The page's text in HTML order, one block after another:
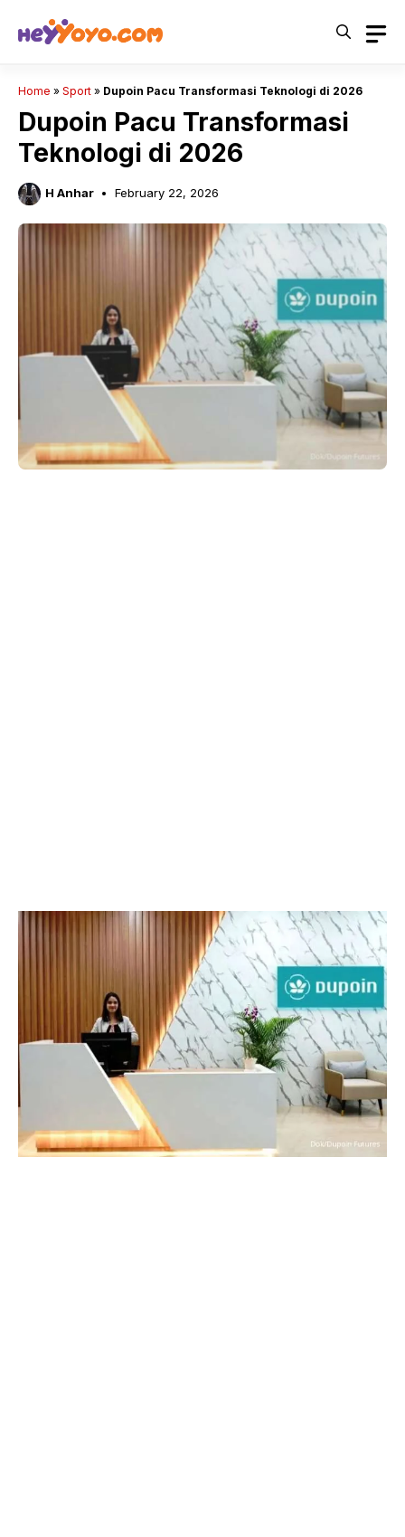
Home » Sport » Dupoin Pacu Transformasi Teknologi di 2026
Dupoin Pacu Transformasi
Teknologi di 2026
H Anhar February 22, 2026